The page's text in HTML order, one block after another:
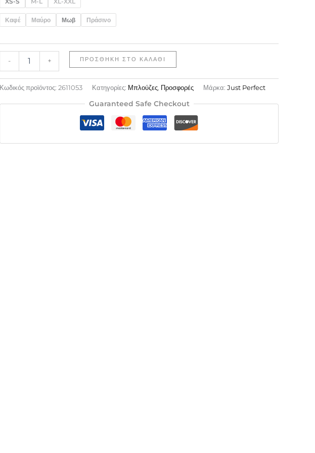
Καφέ Μαύρο Μωβ Πράσινο
- + ΠΡΟΣΘΉΚΗ ΣΤΟ ΚΑΛΆΘΙ
Κωδικός προϊόντος: 2611053 Κατηγορίες: Μπλούζες, Προσφορές Μάρκα: Just Perfect
Guaranteed Safe Checkout